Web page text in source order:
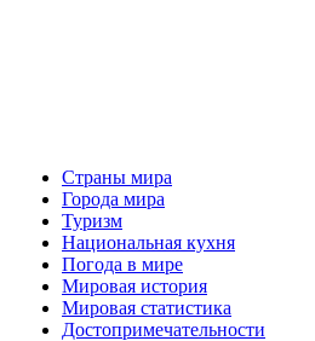
Страны мира
Города мира
Туризм
Национальная кухня
Погода в мире
Мировая история
Мировая статистика
Достопримечательности